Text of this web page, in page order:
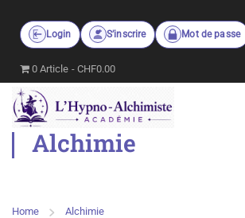
Login S’inscrire Mot de passe
0 Article CHF0.00
Alchimie
Home Alchimie